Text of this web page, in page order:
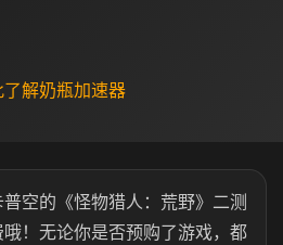
解奶瓶加速器
空的《怪物猎人：荒野》二测
！无论你是否预购了游戏，都